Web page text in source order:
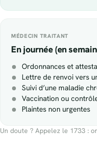
MÉDECIN TRAITANT
En journée (en
Ordonnances et
Lettre de renvoi vers
Suivi d’une maladie
Vaccination ou
Plaintes non urgentes
Un doute ? Appelez le 1733 :